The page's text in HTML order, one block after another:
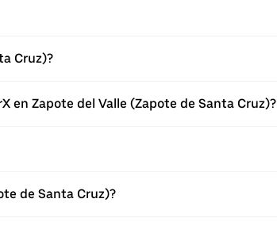
Cruz)?
en Zapote del Valle (Zapote de Santa Cruz)?
de Santa Cruz)?